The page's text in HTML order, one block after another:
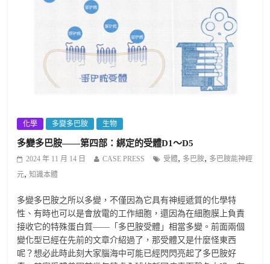
化學 多變多巴胺 生物
多變多巴胺——第四部：綁定的受體D1～D5
2024 年 11 月 14 日 CASE PRESS 受體, 多巴胺, 多巴胺能神經
元,知識本體
多變多巴胺之所以多變，不僅因為它具有神經遞質的化學特
性、有時也可以是會放電的工作細胞，還因為在細胞膜上負責
接收它的特殊蛋白質——「多巴胺受體」相當多變。前面兩個
變化型已經在先前的文章介紹過了，那受體又是什麼怪東西
呢？想必此時此刻大家腦海中可能已經閃閃亮起了多巴胺好